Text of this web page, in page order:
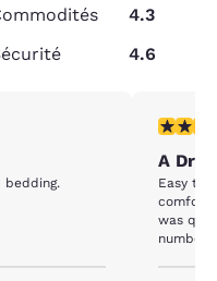
4.3
4.6
bedding.
5
A
Easy to
comfortable. A few noisy kids
was